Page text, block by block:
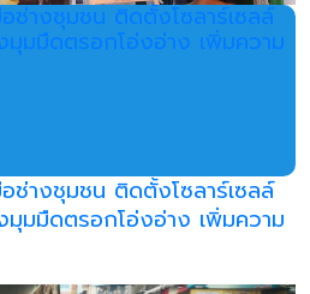
างชุมชน ติดตั้งโซลาร์เซลล์
มมืดตรอกโอ่งอ่าง เพิ่มความ
ช่างชุมชน ติดตั้งโซลาร์เซลล์
มมืดตรอกโอ่งอ่าง เพิ่มความ